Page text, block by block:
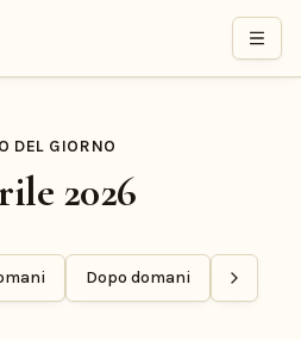
DEL GIORNO
2026
Dopo domani